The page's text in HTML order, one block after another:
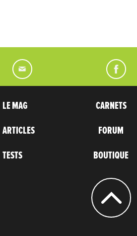
LE MAG
ARTICLES
TESTS
CARNETS
FORUM
BOUTIQUE